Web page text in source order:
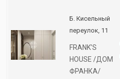
Б. Кисельный
переулок, 11
FRANK’S
HOUSE /ДОМ
ФРАНКА/